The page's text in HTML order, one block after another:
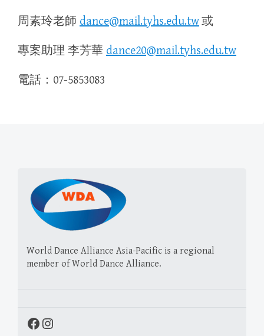
周素玲老師 dance@mail.tyhs.edu.tw或
專案助理 李芳華 dance20@mail.tyhs.edu.tw
電話： 07-5853083
World Dance Alliance Asia-Pacific is a regional
member of World Dance Alliance.
Facebook
Instagram